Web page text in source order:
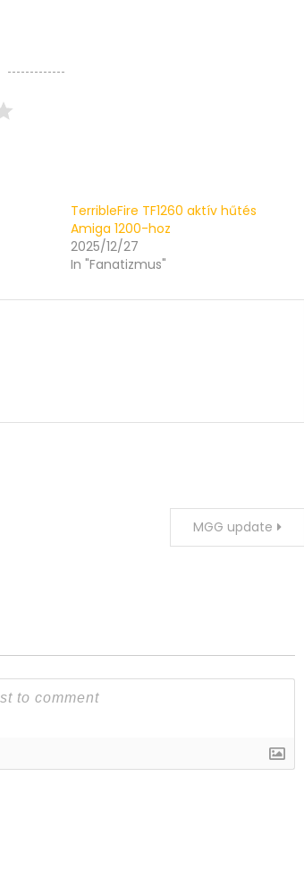
TerribleFire TF1260 aktív hűtés
Amiga 1200-hoz
2025/12/27
In "Fanatizmus"
MGG update